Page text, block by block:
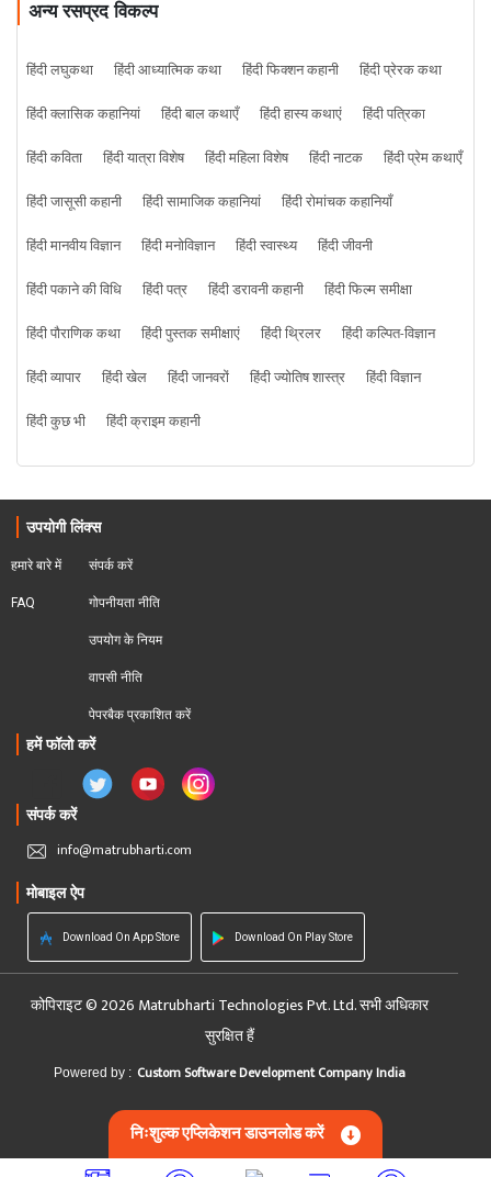
अन्य रसप्रद विकल्प
हिंदी लघुकथा हिंदी आध्यात्मिक कथा हिंदी फिक्शन कहानी
हिंदी प्रेरक कथा
हिंदी क्लासिक कहानियां
हिंदी बाल कथाएँ हिंदी हास्य कथाएं
हिंदी पत्रिका
हिंदी कविता
हिंदी यात्रा विशेष हिंदी महिला विशेष हिंदी नाटक
हिंदी प्रेम कथाएँ
हिंदी जासूसी कहानी
हिंदी सामाजिक कहानियां
हिंदी रोमांचक कहानियाँ
हिंदी मानवीय विज्ञान
हिंदी मनोविज्ञान हिंदी स्वास्थ्य
हिंदी जीवनी
हिंदी पकाने की विधि
हिंदी पत्र हिंदी डरावनी कहानी
हिंदी फिल्म समीक्षा
हिंदी पौराणिक कथा
हिंदी पुस्तक समीक्षाएं हिंदी थ्रिलर
हिंदी कल्पित-विज्ञान
हिंदी व्यापार
हिंदी खेल हिंदी जानवरों हिंदी ज्योतिष शास्त्र
हिंदी विज्ञान
हिंदी कुछ भी
हिंदी क्राइम कहानी
उपयोगी लिंक्स
हमारे बारे में
FAQ
संपर्क करें
गोपनीयता नीति
उपयोग के नियम
वापसी नीति
पेपरबैक प्रकाशित करें
हमें फॉलो करें
संपर्क करें
info@matrubharti.com
मोबाइल ऐप
Download On App Store Download On Play Store
कोपिराइट © 2026 Matrubharti Technologies Pvt. Ltd. सभी अधिकार
सुरक्षित हैं
Powered by : Custom Software Development Company India
निःशुल्क एप्लिकेशन डाउनलोड करें